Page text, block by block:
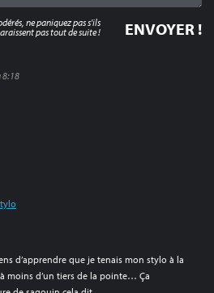
8:18
d’apprendre que je tenais mon stylo à la
moins d’un tiers de la pointe… Ça
ne paniquez pas s'ils
pas tout de suite !